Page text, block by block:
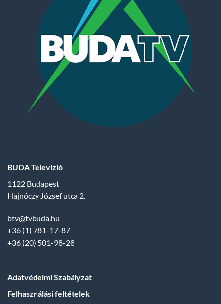
BUDA Televízió
1122 Budapest
Hajnóczy József utca 2.
btv@tvbuda.hu
+36 (1) 781-17-87
+36 (20) 501-98-28
Adatvédelmi Szabályzat
Felhasználási feltételek